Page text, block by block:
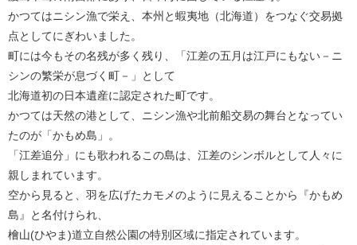
かつてはニシン漁で栄え、本州と蝦夷地（北海道）をつなぐ交易拠
点としてにぎわいました。
町には今もその名残が多く残り、「江差の五月は江戸にもない－ニ
シンの繁栄が息づく町－」として
北海道初の日本遺産に認定された町です。
かつては天然の港として、ニシン漁や北前船交易の舞台となってい
たのが「かもめ島」。
「江差追分」にも歌われるこの島は、江差のシンボルとして人々に
親しまれています。
空から見ると、羽を広げたカモメのように見えることから『かもめ
島』と名付けられ、
檜山(ひやま)道立自然公園の特別区域に指定されています。